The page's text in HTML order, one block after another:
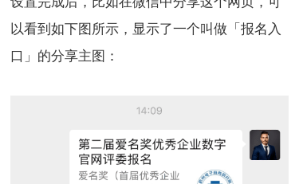
以看到如下图所示，显示了一个叫做「报名入
口」的分享主图：